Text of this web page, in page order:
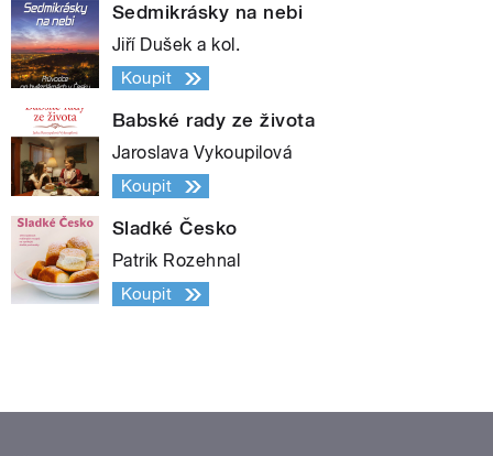
Sedmikrásky na nebi
Jiří Dušek a kol.
Koupit
Babské rady ze života
Jaroslava Vykoupilová
Koupit
Sladké Česko
Patrik Rozehnal
Koupit